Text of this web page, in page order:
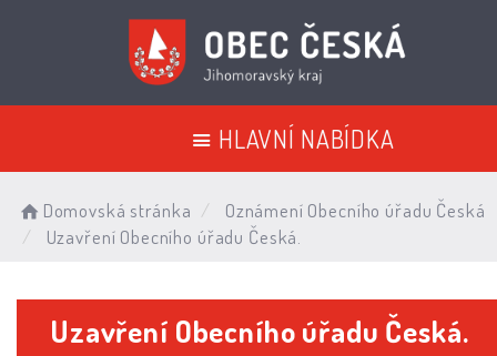
HLAVNÍ NABÍDKA
Domovská stránka
Oznámení Obecního úřadu Česká
Uzavření Obecního úřadu Česká.
Uzavření Obecního úřadu Česká.